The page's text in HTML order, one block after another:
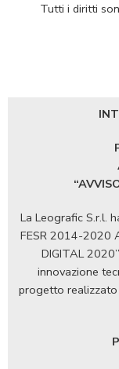
Tutti i diritti
La Leografic S.r.l.
FESR 2014-2020
DIGITAL
innovazione
progetto